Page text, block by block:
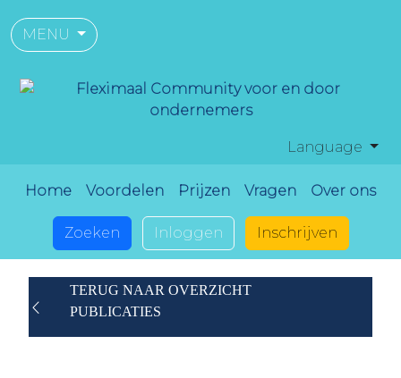
MENU
Language
Home Voordelen Prijzen Vragen Over ons
Zoeken Inloggen Inschrijven
TERUG NAAR OVERZICHT
PUBLICATIES